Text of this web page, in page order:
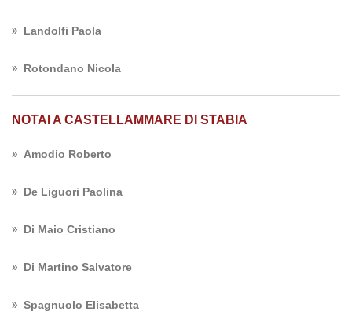
Landolfi Paola
Rotondano Nicola
NOTAI A CASTELLAMMARE DI STABIA
Amodio Roberto
De Liguori Paolina
Di Maio Cristiano
Di Martino Salvatore
Spagnuolo Elisabetta